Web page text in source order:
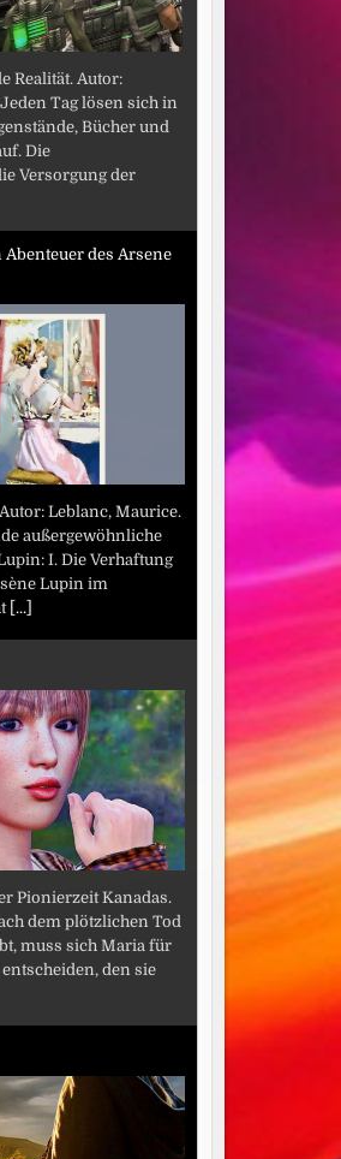
Realität. Autor:
Tag lösen sich in
Bücher und
Die
Versorgung der
des Arsene
Leblanc, Maurice.
außergewöhnliche
I. Die Verhaftung
Lupin im
[...]
Pionierzeit Kanadas.
dem plötzlichen Tod
muss sich Maria für
den sie